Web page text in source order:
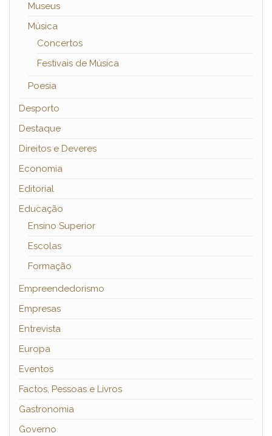
Museus
Música
Concertos
Festivais de Música
Poesia
Desporto
Destaque
Direitos e Deveres
Economia
Editorial
Educação
Ensino Superior
Escolas
Formação
Empreendedorismo
Empresas
Entrevista
Europa
Eventos
Factos, Pessoas e Livros
Gastronomia
Governo